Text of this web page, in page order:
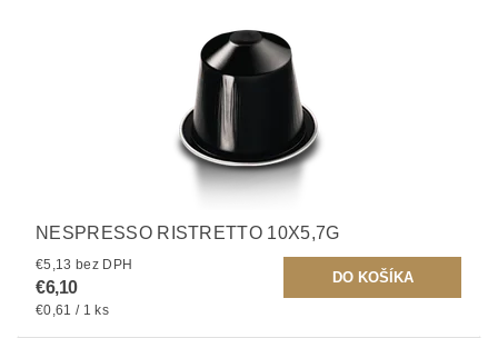
NESPRESSO RISTRETTO 10X5,7G
€5,13 bez DPH
€6,10
€0,61 / 1 ks